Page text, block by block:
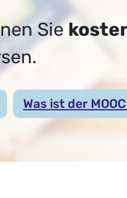
Sie
Was ist der